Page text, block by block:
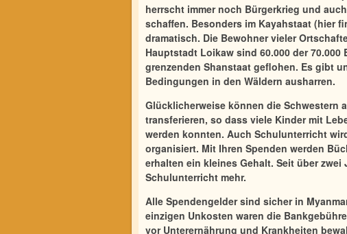
herrscht immer noch Bürgerkrieg und
schaffen. Besonders im Kayahstaat (hier
dramatisch. Die Bewohner vieler
Hauptstadt Loikaw sind 60.000 der
grenzenden Shanstaat geflohen. Es gibt
Bedingungen in den Wäldern ausharren.
Glücklicherweise können die Schwestern
transferieren, so dass viele Kinder mit
werden konnten. Auch Schulunterricht
organisiert. Mit Ihren Spenden werden
erhalten ein kleines Gehalt. Seit über
Schulunterricht mehr.
Alle Spendengelder sind sicher in
einzigen Unkosten waren die
vor Unterernährung und Krankheiten